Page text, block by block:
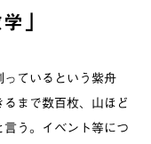
」
っているという紫舟
るまで数百枚、山ほど
言う。イベント等につ